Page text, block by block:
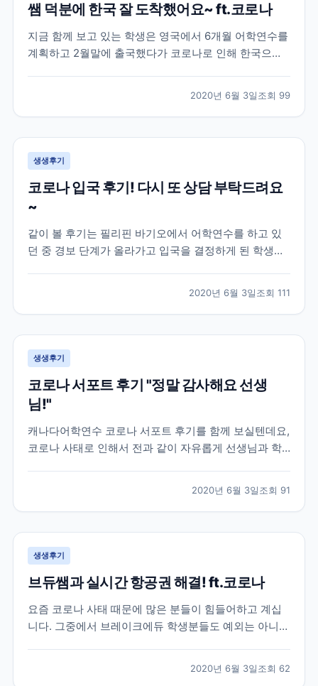
쌤 덕분에 한국 잘 도착했어요~ ft.코로나
지금 함께 보고 있는 학생은 영국에서 6개월 어학연수를
계획하고 2월말에 출국했다가 코로나로 인해 한국으로
으로 아무래도 시기가 시기인지라 돌아오는 항공편을 구
하기 어렵다보니 브레이크에듀 쌤에게 항공권에 대한 조
언과...
2020년 6월 3일조회 99
생생후기
코로나 입국 후기! 다시 또 상담 부탁드려요
~
같이 볼 후기는 필리핀 바기오에서 어학연수를 하고 있
던 중 경보 단계가 올라가고 입국을 결정하게 된 학생과
이 한국으로 귀국하기 위해 이용해야 하는 상황인데도
공항까지 이동조차 어려워 지던 상황이라 상황이 매우
급...
2020년 6월 3일조회 111
생생후기
코로나 서포트 후기 "정말 감사해요 선생
님!"
캐나다어학연수 코로나 서포트 후기를 함께 보실텐데요,
코로나 사태로 인해서 전과 같이 자유롭게 선생님과 학
을 위해 선생님과 학생들이 화상으로 수업하는 온라인
강의로 대체되었는데요. 학원 직원분들도 우리나라와 같
이 재택근...
2020년 6월 3일조회 91
생생후기
브듀쌤과 실시간 항공권 해결! ft.코로나
요즘 코로나 사태 때문에 많은 분들이 힘들어하고 계십
니다. 그중에서 브레이크에듀 학생분들도 예외는 아니었
이었지만 브레이크에듀는 함께 걱정하고 최선을 다해 옆
2020년 6월 3일조회 62